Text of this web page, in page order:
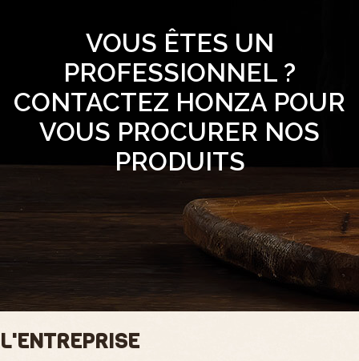
VOUS ÊTES UN
PROFESSIONNEL ?
CONTACTEZ HONZA POUR
VOUS PROCURER NOS
PRODUITS
L'ENTREPRISE